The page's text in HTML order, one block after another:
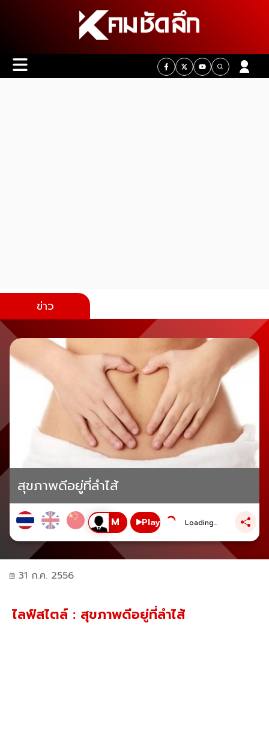
ข่าว
สุขภาพดีอยู่ที่ลำไส้
Play Loading...
31 ก.ค. 2556
ไลฟ์สไตล์ : สุขภาพดีอยู่ที่ลำไส้